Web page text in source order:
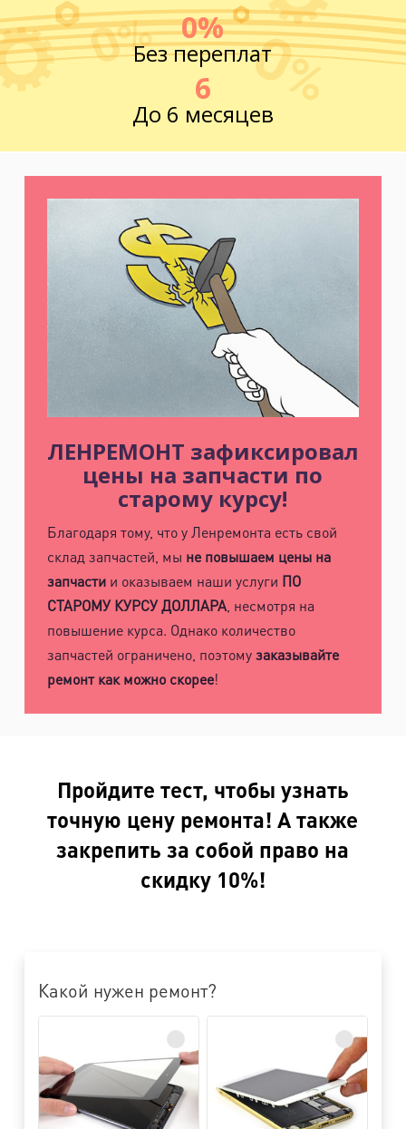
0%
Без переплат
6
До 6 месяцев
ЛЕНРЕМОНТ зафиксировал
цены на запчасти по
старому курсу!
Благодаря тому, что у Ленремонта есть свой
склад запчастей, мы не повышаем цены на
запчастии оказываем наши услуги ПО
СТАРОМУ КУРСУ ДОЛЛАРА, несмотря на
повышение курса. Однако количество
запчастей ограничено, поэтомузаказывайте
ремонт как можно скорее!
Пройдите тест, чтобы узнать
точную цену ремонта! А также
закрепить за собой право на
скидку 10%!
Какой нужен ремонт?